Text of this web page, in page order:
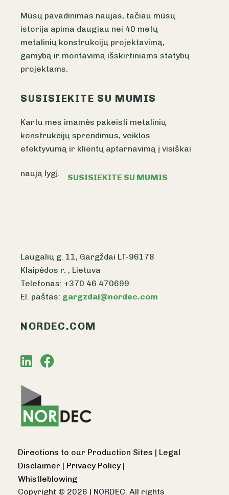
Mūsų pavadinimas naujas, tačiau mūsų
istorija apima daugiau nei 40 metų
metalinių konstrukcijų projektavimą,
gamybą ir montavimą išskirtiniams statybų
projektams.
SUSISIEKITE SU MUMIS
Kartu mes imamės pakeisti metalinių
konstrukcijų sprendimus, veiklos
efektyvumą ir klientų aptarnavimą į visiškai
naują lygį. SUSISIEKITE SU MUMIS
Laugalių g. 11, Gargždai LT-96178
Klaipėdos r. , Lietuva
Telefonas: +370 46 470699
El. paštas: gargzdai@nordec.com
NORDEC.COM
Directions to our Production Sites | Legal
Disclaimer | Privacy Policy |
Whistleblowing
Copyright © 2026 | NORDEC. All rights